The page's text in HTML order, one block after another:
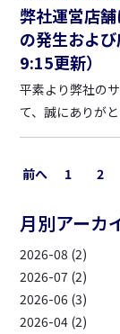
弊社運営店
の発生およ
9:15更新）
平素より弊社の
て、誠にありがとうございます
ンター給油所（
の感染者が１名
び接触の可能性
前へ 1 2
月別アーカ
2026-08 (2)
2026-07 (2)
2026-06 (3)
2026-04 (2)